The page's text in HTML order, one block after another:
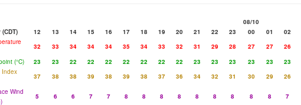
08/10
(CDT)
12 13 14 15 16 17 18 19 20 21 22 23 00 01 02
32 33 34 34 34 35 34 33 32 31 29 28 27 27 26
(°C)
23 23 22 22 22 22 22 22 22 23 23 23 23 23 23
Index
37 38 38 39 38 39 38 37 36 34 32 31 30 29 26
Wind
5 6 6 7 7 8 8 8 8 8 8 8 8 8 7